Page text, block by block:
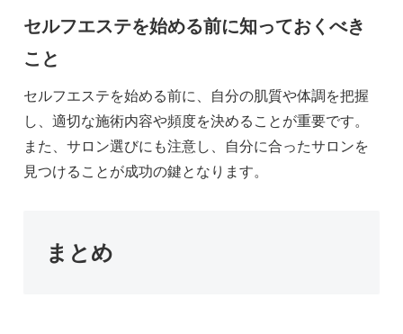
セルフエステを始める前に知っておくべき
こと
セルフエステを始める前に、自分の肌質や体調を把握
し、適切な施術内容や頻度を決めることが重要です。
また、サロン選びにも注意し、自分に合ったサロンを
見つけることが成功の鍵となります。
まとめ